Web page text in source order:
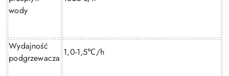
wody
Wydajność
podgrzewacza
1,0-1,5℃/h